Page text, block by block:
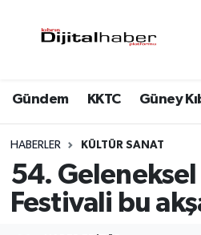
Gündem KKTC Güney
HABERLER KÜLTÜR SANAT
54. Geleneksel
Festivali bu
Trafik Durumu
Süper Lig Puan Durumu
Tüm Manşetler